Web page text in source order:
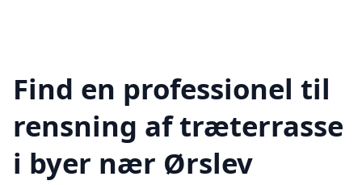
Find en professionel til
rensning af træterrasse
i byer nær Ørslev